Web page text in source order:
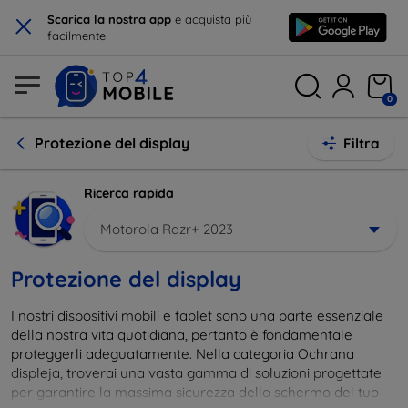
× Scarica la nostra app e acquista più
facilmente
0
Protezione del display Filtra
Ricerca rapida
Motorola Razr+ 2023
Protezione del display
I nostri dispositivi mobili e tablet sono una parte essenziale
della nostra vita quotidiana, pertanto è fondamentale
proteggerli adeguatamente. Nella categoria Ochrana
displeja, troverai una vasta gamma di soluzioni progettate
per garantire la massima sicurezza dello schermo del tuo